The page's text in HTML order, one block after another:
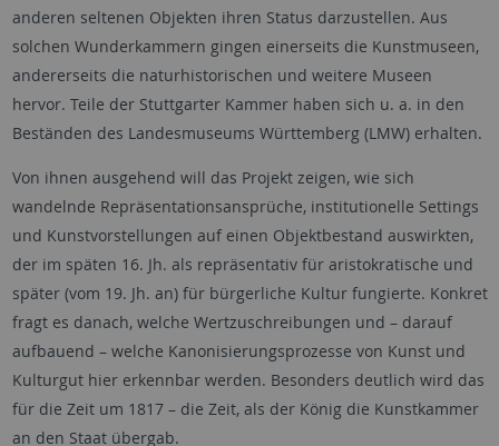
anderen seltenen Objekten ihren Status darzustellen. Aus
solchen Wunderkammern gingen einerseits die Kunstmuseen,
andererseits die naturhistorischen und weitere Museen
hervor. Teile der Stuttgarter Kammer haben sich u. a. in den
Beständen des Landesmuseums Württemberg (LMW) erhalten.
Von ihnen ausgehend will das Projekt zeigen, wie sich
wandelnde Repräsentationsansprüche, institutionelle Settings
und Kunstvorstellungen auf einen Objektbestand auswirkten,
der im späten 16. Jh. als repräsentativ für aristokratische und
später (vom 19. Jh. an) für bürgerliche Kultur fungierte. Konkret
fragt es danach, welche Wertzuschreibungen und – darauf
aufbauend – welche Kanonisierungsprozesse von Kunst und
Kulturgut hier erkennbar werden. Besonders deutlich wird das
für die Zeit um 1817 – die Zeit, als der König die Kunstkammer
an den Staat übergab.